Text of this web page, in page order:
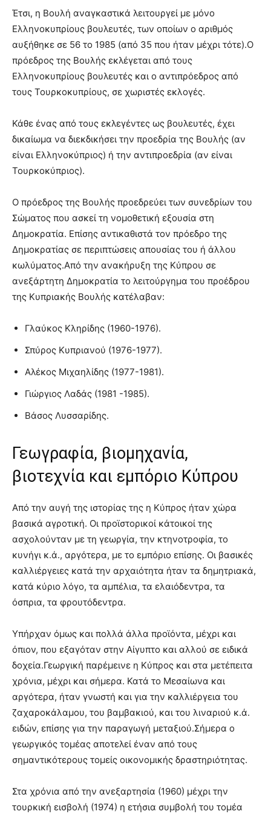
Έτσι, η Βουλή αναγκαστικά λειτουργεί με μόνο
Ελληνοκυπρίους βουλευτές, των οποίων ο αριθμός
αυξήθηκε σε 56 το 1985 (από 35 που ήταν μέχρι τότε).Ο
πρόεδρος της Βουλής εκλέγεται από τους
Ελληνοκυπρίους βουλευτές και ο αντιπρόεδρος από
τους Τουρκοκυπρίους, σε χωριστές εκλογές.
Κάθε ένας από τους εκλεγέντες ως βουλευτές, έχει
δικαίωμα να διεκδικήσει την προεδρία της Βουλής (αν
είναι Ελληνοκύπριος) ή την αντιπροεδρία (αν είναι
Τουρκοκύπριος).
Ο πρόεδρος της Βουλής προεδρεύει των συνεδρίων του
Σώματος που ασκεί τη νομοθετική εξουσία στη
Δημοκρατία. Επίσης αντικαθιστά τον πρόεδρο της
Δημοκρατίας σε περιπτώσεις απουσίας του ή άλλου
κωλύματος.Από την ανακήρυξη της Κύπρου σε
ανεξάρτητη Δημοκρατία το λειτούργημα του προέδρου
της Κυπριακής Βουλής κατέλαβαν:
Γλαύκος Κληρίδης (1960-1976).
Σπύρος Κυπριανού (1976-1977).
Αλέκος Μιχαηλίδης (1977-1981).
Γιώργιος Λαδάς (1981 -1985).
Βάσος Λυσσαρίδης.
Γεωγραφία, βιομηχανία,
βιοτεχνία και εμπόριο Κύπρου
Από την αυγή της ιστορίας της η Κύπρος ήταν χώρα
βασικά αγροτική. Οι προϊστορικοί κάτοικοί της
ασχολούνταν με τη γεωργία, την κτηνοτροφία, το
κυνήγι κ.ά., αργότερα, με το εμπόριο επίσης. Οι βασικές
καλλιέργειες κατά την αρχαιότητα ήταν τα δημητριακά,
κατά κύριο λόγο, τα αμπέλια, τα ελαιόδεντρα, τα
όσπρια, τα φρουτόδεντρα.
Υπήρχαν όμως και πολλά άλλα προϊόντα, μέχρι και
όπιον, που εξαγόταν στην Αίγυπτο και αλλού σε ειδικά
δοχεία.Γεωργική παρέμεινε η Κύπρος και στα μετέπειτα
χρόνια, μέχρι και σήμερα. Κατά το Μεσαίωνα και
αργότερα, ήταν γνωστή και για την καλλιέργεια του
ζαχαροκάλαμου, του βαμβακιού, και του λιναριού κ.ά.
ειδών, επίσης για την παραγωγή μεταξιού.Σήμερα ο
γεωργικός τομέας αποτελεί έναν από τους
σημαντικότερους τομείς οικονομικής δραστηριότητας.
Στα χρόνια από την ανεξαρτησία (1960) μέχρι την
τουρκική εισβολή (1974) η ετήσια συμβολή του τομέα